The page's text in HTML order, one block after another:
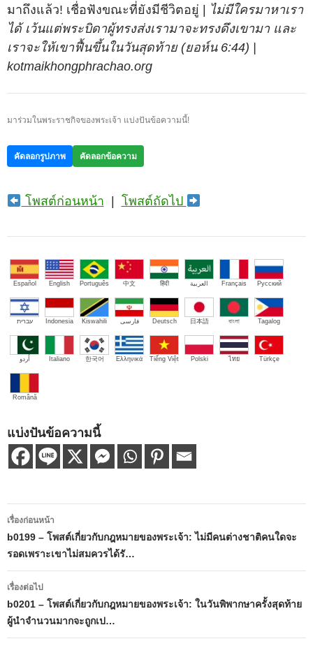
มาถึงแล้ว! เชื่อฟังขณะที่ยังมีชีวิตอยู่ |
ไม่มีใครมาหาเรา
ได้ เว้นแต่พระบิดาผู้ทรงส่งเรามาจะทรงดึงเขามา และ
เราจะให้เขาฟื้นขึ้นในวันสุดท้าย (ยอห์น 6:44) |
kotmaikhongphrachao.org
มาร่วมในพระราชกิจของพระเจ้า แบ่งปันข้อความนี้!
คัดลอกรูปภาพ คัดลอกข้อความ
โพสต์ก่อนหน้า โพสต์ถัดไป
Español English Português 中文 हिंदी العربية Français Русский
עברית Indonesia Kiswahili فارسی Deutsch 日本語 বাংলা Tagalog
اُردو Italiano 한국어 Ελληνικά Tiếng Việt Polski ไทย Türkçe
Română
แบ่งปันข้อความนี้
เมนู
นำทาง
เรื่อง
เรื่องก่อนหน้า
b0199 – โพสต์เกี่ยวกับกฎหมายของพระเจ้า: ไม่มีคนต่างชาติคนใดจะ
รอดเพราะเขาไม่สมควรได้รั…
เรื่องต่อไป
b0201 – โพสต์เกี่ยวกับกฎหมายของพระเจ้า: ในวันพิพากษาครั้งสุดท้าย
ผู้นำจำนวนมากจะถูกเป…